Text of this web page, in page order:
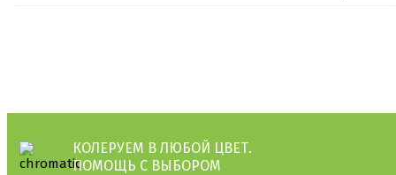
КОЛЕРУЕМ В ЛЮБОЙ ЦВЕТ.
ПОМОЩЬ С ВЫБОРОМ